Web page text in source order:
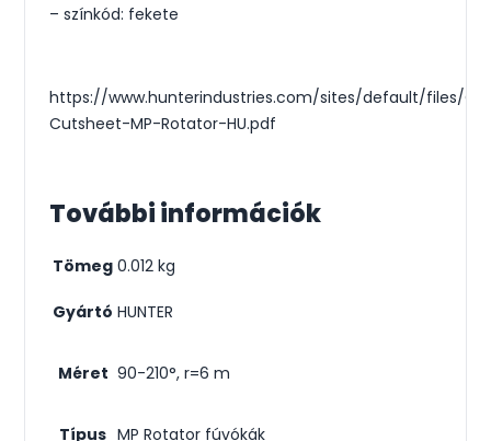
– színkód: fekete
https://www.hunterindustries.com/sites/default/files/
Cutsheet-MP-Rotator-HU.pdf
További információk
Tömeg 0.012 kg
Gyártó HUNTER
Méret 90-210°, r=6 m
Típus MP Rotator fúvókák